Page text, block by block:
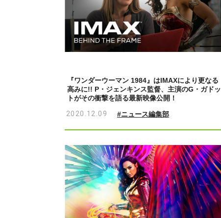
『ワンダーウーマン 1984』はIMAXにより更なる
高みに!! P・ジェンキンス監督、主演のG・ガドッ
トがその衝撃を語る最新映像公開！
2020.12.09
#ニュース編集部